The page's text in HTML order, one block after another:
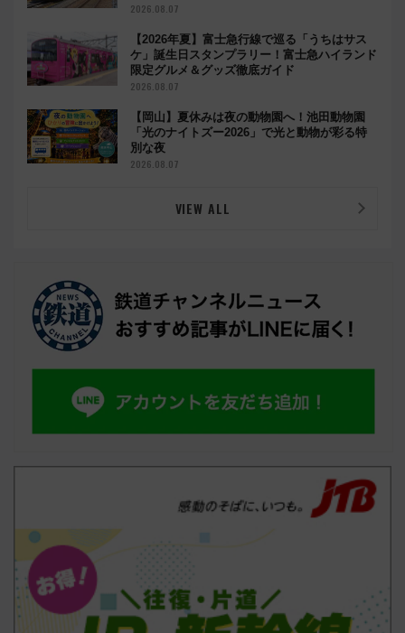
2026.08.07
【2026年夏】富士急行線で巡る「うちはサス
ケ」誕生日スタンプラリー！富士急ハイランド
限定グルメ＆グッズ徹底ガイド
2026.08.07
【岡山】夏休みは夜の動物園へ！池田動物園
「光のナイトズー2026」で光と動物が彩る特
別な夜
2026.08.07
VIEW ALL